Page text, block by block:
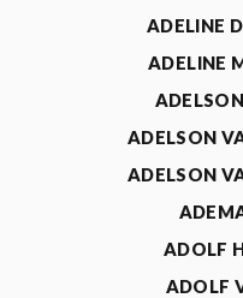
ADELINE
ADELINE
ADELSON
ADELSON
ADOLF
ADOLF